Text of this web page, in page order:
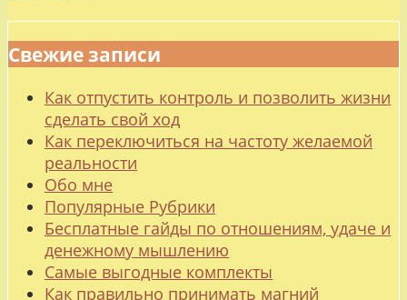
Свежие записи
Как отпустить контроль и позволить жизни
сделать свой ход
Как переключиться на частоту желаемой
реальности
Обо мне
Популярные Рубрики
Бесплатные гайды по отношениям, удаче и
денежному мышлению
Самые выгодные комплекты
Как правильно принимать магний